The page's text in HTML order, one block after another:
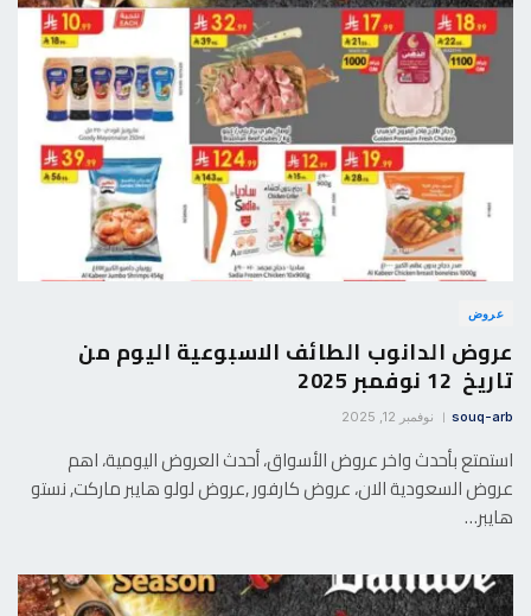
عروض
عروض الدانوب الطائف الاسبوعية اليوم من
تاريخ 12 نوفمبر 2025
souq-arb نوفمبر 12, 2025
استمتع بأحدث واخر عروض الأسواق، أحدث العروض اليومية، اهم
عروض السعودية الان، عروض كارفور ,عروض لولو هايبر ماركت, نستو
هايبر…